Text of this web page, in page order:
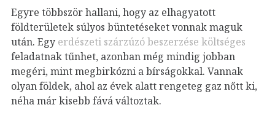
Egyre többször hallani, hogy az elhagyatott
földterületek súlyos büntetéseket vonnak maguk
után. Egy erdészeti szárzúzó beszerzése költséges
feladatnak tűnhet, azonban még mindig jobban
megéri, mint megbirkózni a bírságokkal. Vannak
olyan földek, ahol az évek alatt rengeteg gaz nőtt ki,
néha már kisebb fává változtak.